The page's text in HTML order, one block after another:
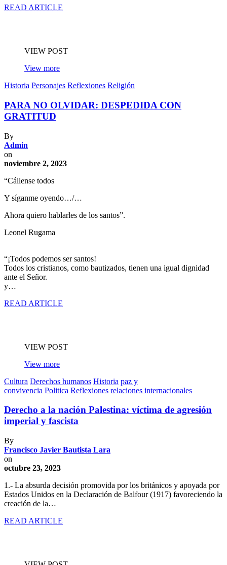
READ ARTICLE
VIEW POST
View more
Historia Personajes Reflexiones Religión
PARA NO OLVIDAR: DESPEDIDA CON
GRATITUD
By
Admin
on
noviembre 2, 2023
“Cállense todos
Y síganme oyendo…/…
Ahora quiero hablarles de los santos”.
Leonel Rugama
“¡Todos podemos ser santos!
Todos los cristianos, como bautizados, tienen una igual dignidad
ante el Señor.
y…
READ ARTICLE
VIEW POST
View more
Cultura Derechos humanos Historia paz y
convivencia Politica Reflexiones relaciones internacionales
Derecho a la nación Palestina: víctima de agresión
imperial y fascista
By
Francisco Javier Bautista Lara
on
octubre 23, 2023
1.- La absurda decisión promovida por los británicos y apoyada por
Estados Unidos en la Declaración de Balfour (1917) favoreciendo la
creación de la…
READ ARTICLE